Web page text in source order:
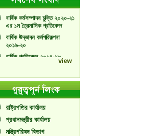
বার্ষিক কর্মসম্পাদন চুক্তি ২০২০-২১
এর ১ম ত্রৈমাসিক প্রতিবেদন
বার্ষিক উদ্ভাবন কর্মপরিকল্পনা
২০১৯-২০
বার্ষিক প্রতিবেদন ২০১৭-১৮
বার্ষিক প্রতিবেদন ২০১৮-১৯view
রাষ্ট্রপতির কার্যালয়
প্রধানমন্ত্রীর কার্যালয়
মন্ত্রিপরিষদ বিভাগ